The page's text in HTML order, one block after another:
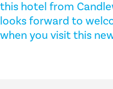
this hotel from
looks forward to
when you visit this